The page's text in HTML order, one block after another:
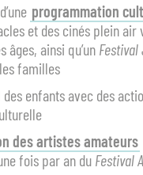
programmation
et des cinés plein air
âges, ainsi qu’un
familles
enfants avec des
des artistes amateurs
fois par an du Festival